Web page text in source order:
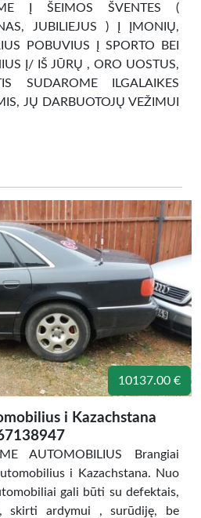
Į ŠEIMOS ŠVENTES (
JUBILIEJUS ) Į ĮMONIŲ,
POBUVIUS Į SPORTO BEI
Į/ IŠ JŪRŲ , ORO UOSTUS,
SUDAROME ILGALAIKES
JŲ DARBUOTOJŲ VEŽIMUI
10137.00 €
i Kazachstana
AUTOMOBILIUS Brangiai
i Kazachstana. Nuo
gali būti su defektais,
skirti ardymui , surūdiję, be